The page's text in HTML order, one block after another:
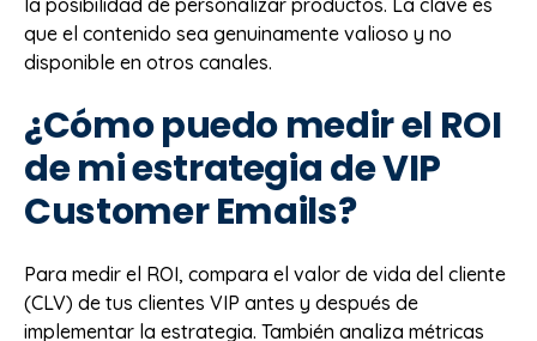
la posibilidad de personalizar productos. La clave es
que el contenido sea genuinamente valioso y no
disponible en otros canales.
¿Cómo puedo medir el ROI
de mi estrategia de VIP
Customer Emails?
Para medir el ROI, compara el valor de vida del cliente
(CLV) de tus clientes VIP antes y después de
implementar la estrategia. También analiza métricas